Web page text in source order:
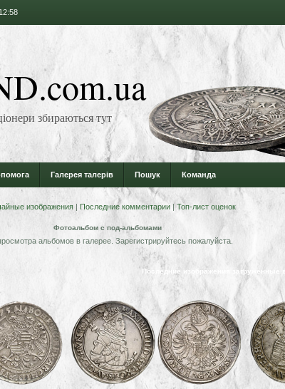
збираються тут
Галерея талерів Пошук Команда
изображения | Последние комментарии | Топ-лист оценок
Фотоальбом с под-альбомами
альбомов в галерее. Зарегистрируйтесь пожалуйста.
Последние изображения загруженные